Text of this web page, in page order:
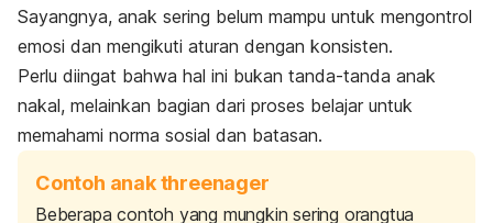
Sayangnya, anak sering belum mampu untuk mengontrol
emosi dan mengikuti aturan dengan konsisten.
Perlu diingat bahwa hal ini bukan tanda-tanda anak
nakal, melainkan bagian dari proses belajar untuk
memahami norma sosial dan batasan.
Contoh anak threenager
Beberapa contoh yang mungkin sering orangtua